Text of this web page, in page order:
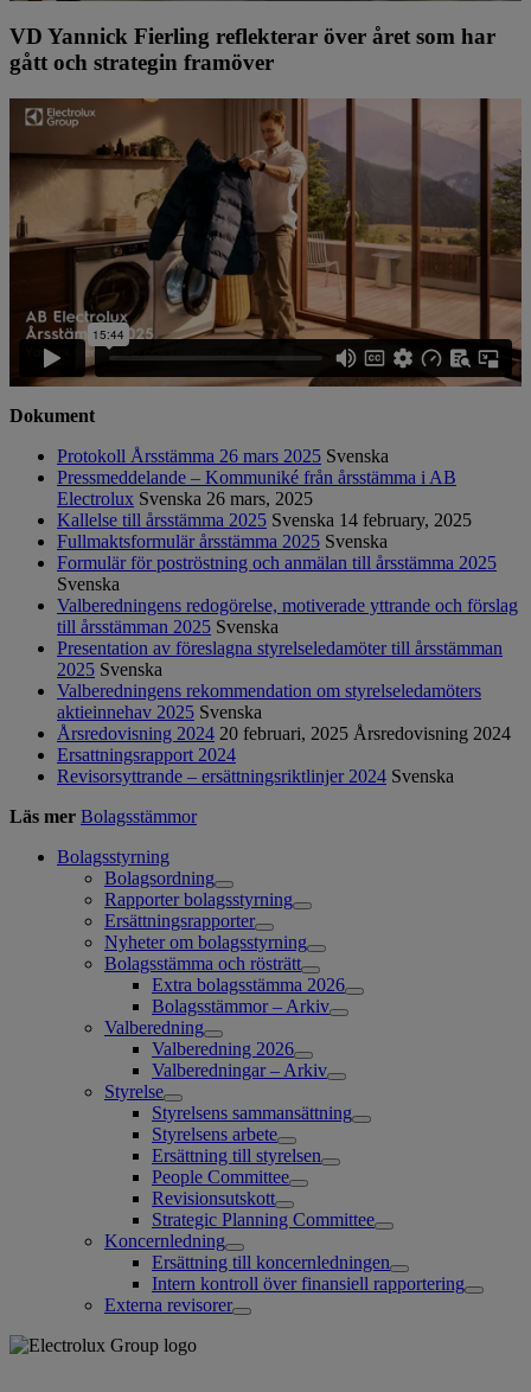
VD Yannick Fierling reflekterar över året som har
gått och strategin framöver
Dokument
Protokoll Årsstämma 26 mars 2025 Svenska
Pressmeddelande – Kommuniké från årsstämma i AB
Electrolux Svenska 26 mars, 2025
Kallelse till årsstämma 2025 Svenska 14 february, 2025
Fullmaktsformulär årsstämma 2025 Svenska
Formulär för poströstning och anmälan till årsstämma 2025
Svenska
Valberedningens redogörelse, motiverade yttrande och förslag
till årsstämman 2025 Svenska
Presentation av föreslagna styrelseledamöter till årsstämman
2025 Svenska
Valberedningens rekommendation om styrelseledamöters
aktieinnehav 2025 Svenska
Årsredovisning 2024 20 februari, 2025 Årsredovisning 2024
Ersattningsrapport 2024
Revisorsyttrande – ersättningsriktlinjer 2024 Svenska
Läs mer Bolagsstämmor
Bolagsstyrning
Bolagsordning
Rapporter bolagsstyrning
Ersättningsrapporter
Nyheter om bolagsstyrning
Bolagsstämma och rösträtt
Extra bolagsstämma 2026
Bolagsstämmor – Arkiv
Valberedning
Valberedning 2026
Valberedningar – Arkiv
Styrelse
Styrelsens sammansättning
Styrelsens arbete
Ersättning till styrelsen
People Committee
Revisionsutskott
Strategic Planning Committee
Koncernledning
Ersättning till koncernledningen
Intern kontroll över finansiell rapportering
Externa revisorer